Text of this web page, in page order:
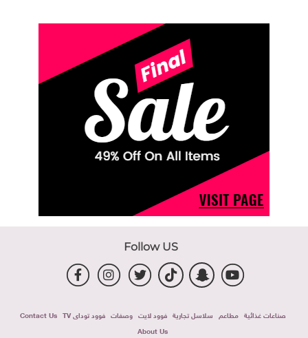
Follow US
صناعات غذائية مطاعم سلاسل تجارية فوود لايت وصفات فوود توداى TV
Contact Us
About Us